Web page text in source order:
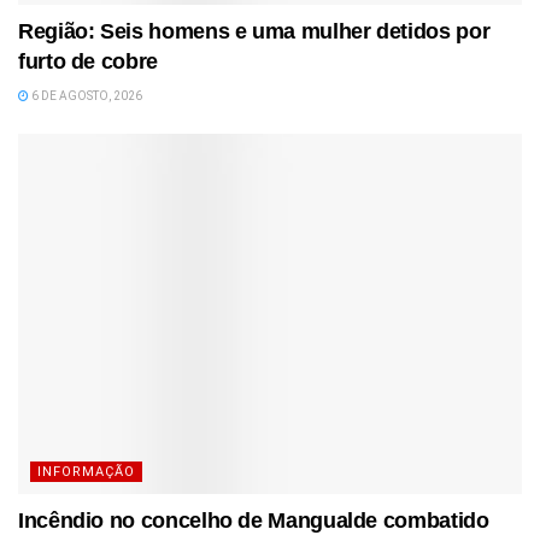
Região: Seis homens e uma mulher detidos por
furto de cobre
6 DE AGOSTO, 2026
INFORMAÇÃO
Incêndio no concelho de Mangualde combatido